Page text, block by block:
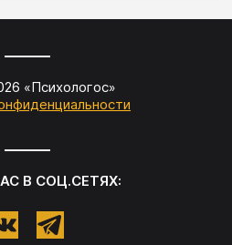
«Психологос»
В СОЦ.СЕТЯХ: